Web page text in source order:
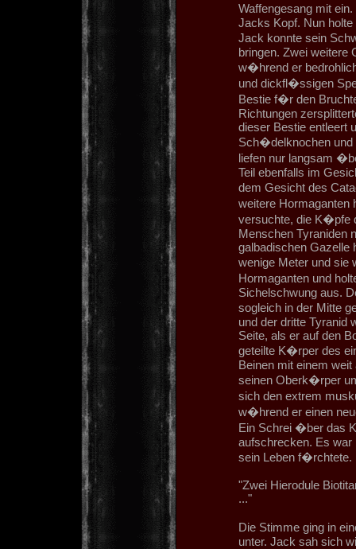
Waffengesang mit
Jacks Kopf. Nun
Jack konnte sein
bringen. Zwei weitere
w�hrend er
und dickfl�ssigen
Bestie f�r den
Richtungen
dieser Bestie entleert
Sch�delknochen
liefen nur langsam
Teil ebenfalls im
dem Gesicht des
weitere Hormaganten
versuchte, die K�pfe
Menschen Tyraniden
galbadischen Gazelle
wenige Meter und sie
Hormaganten und
Sichelschwung aus.
sogleich in der Mitte
und der dritte Tyranid
Seite, als er auf den
geteilte K�rper des
Beinen mit einem
seinen Oberk�rper
sich den extrem
w�hrend er einen
Ein Schrei �ber das
aufschrecken. Es war
sein Leben f�rchtete.
"Zwei Hierodule
..."
Die Stimme ging in
unter. Jack sah sich